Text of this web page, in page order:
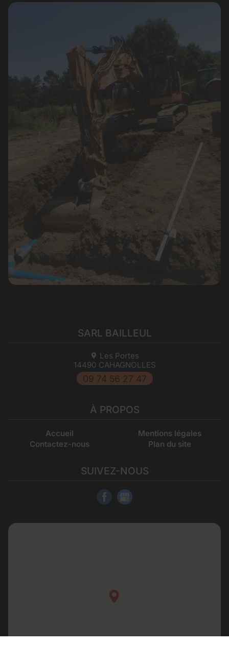
SARL BAILLEUL
Les Portes
14490 CAHAGNOLLES
09 74 56 27 47
À PROPOS
Accueil
Contactez-nous
Mentions légales
Plan du site
SUIVEZ-NOUS